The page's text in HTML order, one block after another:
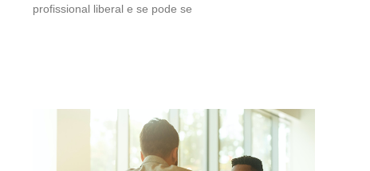
profissional liberal e se pode se